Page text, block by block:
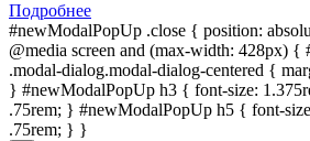
Подробнее
#newModalPopUp .close { position:
@media screen and (max-width: 428px) {
.modal-dialog.modal-dialog-centered {
} #newModalPopUp h3 { font-size:
.75rem; } #newModalPopUp h5 { font-
.75rem; } }